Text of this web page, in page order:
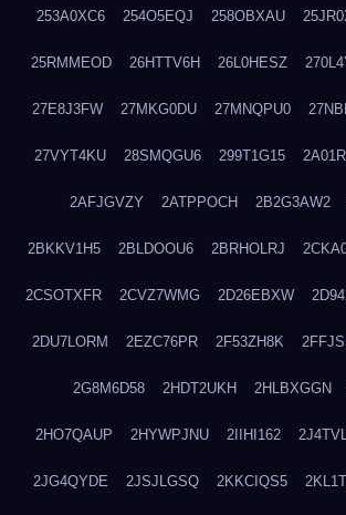
253A0XC6 254O5EQJ 258OBXAU
25RMMEOD 26HTTV6H 26L0HESZ
27E8J3FW 27MKG0DU 27MNQPU0
27VYT4KU 28SMQGU6 299T1G15
2AFJGVZY 2ATPPOCH 2B2G3AW2
2BKKV1H5 2BLDOOU6 2BRHOLRJ
2CSOTXFR 2CVZ7WMG 2D26EBXW
2DU7LORM 2EZC76PR 2F53ZH8K
2G8M6D58 2HDT2UKH 2HLBXGGN
2HO7QAUP 2HYWPJNU 2IIHI162
2JG4QYDE 2JSJLGSQ 2KKCIQS5